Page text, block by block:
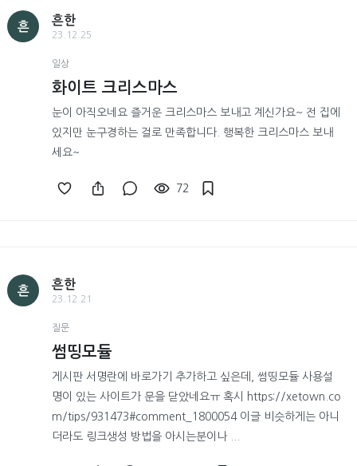
흔
흔한
23.12.25
일상
화이트 크리스마스
눈이 아직오네요 즐거운 크리스마스 보내고 계신가요~ 전 집에
있지만 눈구경하는 걸로 만족합니다. 행복한 크리스마스 보내
세요~
72
흔
흔한
23.12.21
질문
썸띵모듈
게시판 서명란에 바로가기 추가하고 싶은데, 썸띵모듈 사용설
명이 있는 사이트가 문을 닫았네요ㅠ 혹시 https://xetown.co
m/tips/931473#comment_1800054 이글 비슷하게는 아니
더라도 링크생성 방법을 아시는분이나 ...